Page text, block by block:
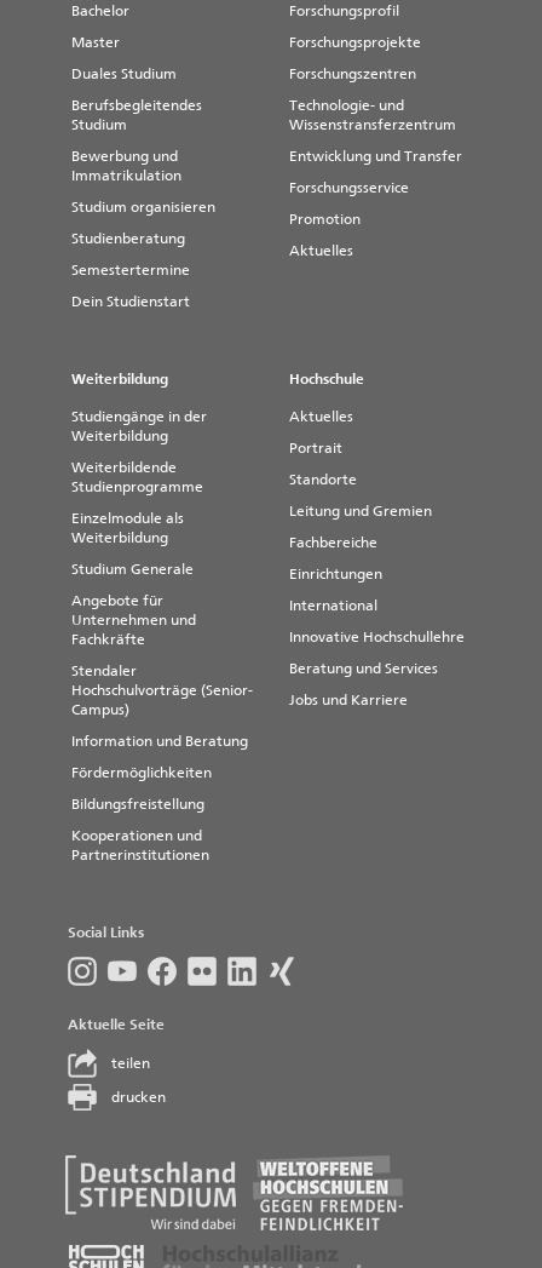
Bachelor
Master
Duales Studium
Berufsbegleitendes
Studium
Bewerbung und
Immatrikulation
Studium organisieren
Studienberatung
Semestertermine
Dein Studienstart
Forschungsprofil
Forschungsprojekte
Forschungszentren
Technologie- und
Wissenstransferzentrum
Entwicklung und Transfer
Forschungsservice
Promotion
Aktuelles
Weiterbildung
Studiengänge in der
Weiterbildung
Weiterbildende
Studienprogramme
Einzelmodule als
Weiterbildung
Studium Generale
Angebote für
Unternehmen und
Fachkräfte
Stendaler
Hochschulvorträge (Senior-
Campus)
Information und Beratung
Fördermöglichkeiten
Bildungsfreistellung
Kooperationen und
Partnerinstitutionen
Hochschule
Aktuelles
Portrait
Standorte
Leitung und Gremien
Fachbereiche
Einrichtungen
International
Innovative Hochschullehre
Beratung und Services
Jobs und Karriere
Social Links
Aktuelle Seite
teilen
drucken